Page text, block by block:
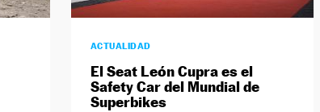
ACTUALIDAD
El Seat León Cupra es el
Safety Car del Mundial de
Superbikes